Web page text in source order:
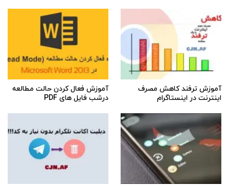
آموزش ترفند کاهش مصرف
اینترنت در اینستاگرام
آموزش فعال کردن حالت مطالعه
درشب فایل های PDF